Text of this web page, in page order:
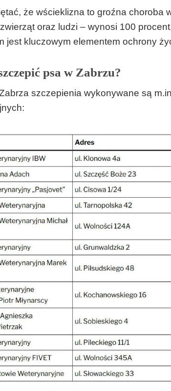
że wścieklizna to groźna choroba
oraz ludzi – wynosi 100
jest kluczowym elementem ochrony
psa w Zabrzu?
szczepienia wykonywane są